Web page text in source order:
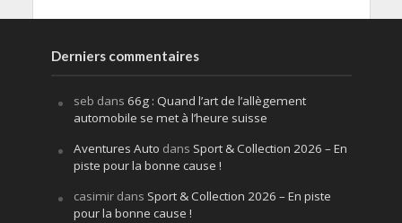
Derniers commentaires
seb dans 66g : Quand l’art de l’allègement
automobile se met à l’heure suisse
Aventures Auto dans Sport & Collection 2026 – En
piste pour la bonne cause !
casimirdans Sport & Collection 2026 – En piste
pour la bonne cause !